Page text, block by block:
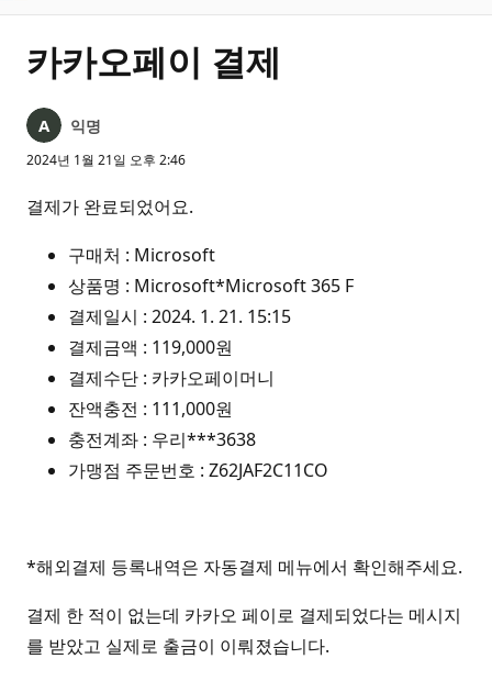
카카오페이 결제
익명
2024년 1월 21일 오후 2:46
결제가 완료되었어요.
구매처 : Microsoft
상품명 : Microsoft*Microsoft 365 F
결제일시 : 2024. 1. 21. 15:15
결제금액 : 119,000원
결제수단 : 카카오페이머니
잔액충전 : 111,000원
충전계좌 : 우리***3638
가맹점 주문번호 : Z62JAF2C11CO
*해외결제 등록내역은 자동결제 메뉴에서 확인해주세요.
결제 한 적이 없는데 카카오 페이로 결제되었다는 메시지
를 받았고 실제로 출금이 이뤄졌습니다.